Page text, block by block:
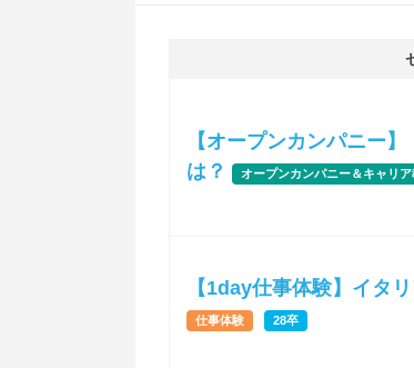
【オープンカンパニー
は？
オープンカンパニー＆キャリ
【1day仕事体験】イタ
仕事体験 28卒